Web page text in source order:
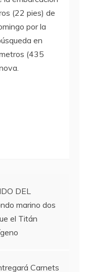
(22 pies) de
por la
en
(435
DEL
marino dos
el Titán
Carnets